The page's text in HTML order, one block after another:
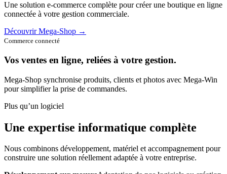
Une solution e-commerce complète pour créer une boutique en ligne
connectée à votre gestion commerciale.
Découvrir Mega-Shop →
Commerce connecté
Vos ventes en ligne, reliées à votre gestion.
Mega-Shop synchronise produits, clients et photos avec Mega-Win
pour simplifier la prise de commandes.
Plus qu’un logiciel
Une expertise informatique complète
Nous combinons développement, matériel et accompagnement pour
construire une solution réellement adaptée à votre entreprise.